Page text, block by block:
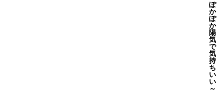
ぽ
か
ぽ
か
陽
気
で
気
持
ち
い
い
～